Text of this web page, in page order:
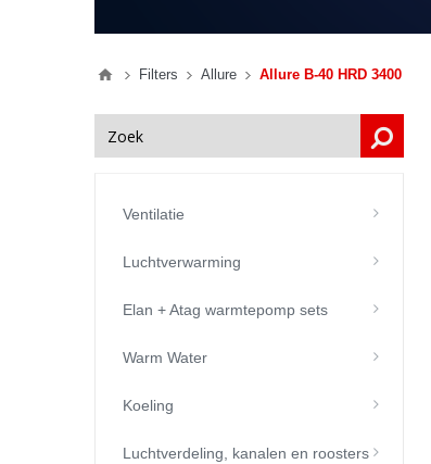
Filters Allure Allure B-40 HRD 3400
Ventilatie
Luchtverwarming
Elan + Atag warmtepomp sets
Warm Water
Koeling
Luchtverdeling, kanalen en roosters